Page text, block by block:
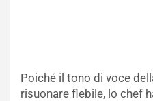
Poiché il tono di voce
risuonare flebile, lo chef